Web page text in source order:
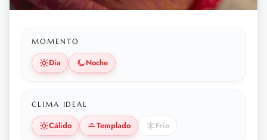
MOMENTO
Día Noche
CLIMA IDEAL
Cálido Templado Frío